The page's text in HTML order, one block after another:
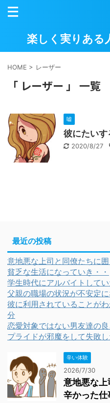
楽しく実りある
HOME > レーザー
「 レーザー 」 一覧
嘘
彼にたい
2020/8/27
最近の投稿
意地悪な上司と同僚たちに
貧乏な生活になっていき・・
学生時代にアルバイトして
父親の職場の状況が不安定
彼に利用されていることが
分
恋愛対象ではない男友達の
プライドが邪魔をして失敗
辛い体験
2026/7/30
意地悪な
辛かった仕